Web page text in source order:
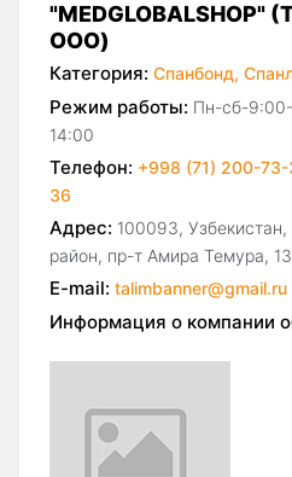
"MEDGLOBALSHOP"
ООО)
Категория: Спанбонд,
Режим работы: Пн-сб-
14:00
Телефон: +998 (71) 200-73-
36
Адрес: 100093,
район, пр-т Амира Темура,
E-mail: talimbanner@gmail.ru
Информация о компании